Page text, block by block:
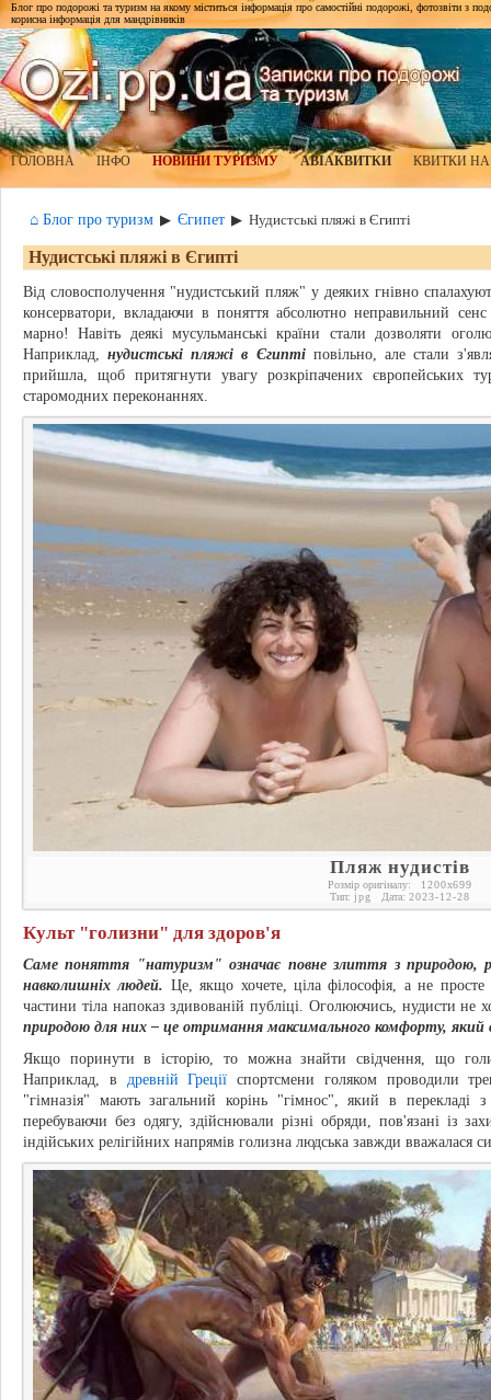
Блог про подорожі та туризм на якому міститься інформація про самостійні подорожі, фотозвіти з
корисна інформація для мандрівників
ГОЛОВНА ІНФО НОВИНИ ТУРИЗМУ АВІАКВИТКИ КВИТКИ
⌂ Блог про туризм ▶ Єгипет ▶ Нудистські пляжі в Єгипті
Нудистські пляжі в Єгипті
Від словосполучення "нудистський пляж" у деяких гнівно
консерватори, вкладаючи в поняття абсолютно неправильний
марно! Навіть деякі мусульманські країни стали дозволяти
Наприклад,нудистські пляжі в Єгиптіповільно, але стали
прийшла, щоб притягнути увагу розкріпачених європейських
старомодних переконаннях.
Пляж нудистів
Розмір оригіналу: 1200x699
Тип: jpg Дата: 2023-12-28
Культ "голизни" для здоров'я
Саме поняття "натуризм" означає повне злиття з природою,
навколишніх людей. Це, якщо хочете, ціла філософія, а не
частини тіла напоказ здивованій публіці. Оголюючись, нудисти не
природою для них – це отримання максимального комфорту, який
Якщо поринути в історію, то можна знайти свідчення, що
Наприклад, в древній Греції спортсмени голяком проводили
"гімназія" мають загальний корінь "гімнос", який в перекладі
перебуваючи без одягу, здійснювали різні обряди, пов'язані із
індійських релігійних напрямів голизна людська завжди вважалася